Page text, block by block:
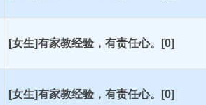
[女生]有家教经验，有责任心。[0]
[女生]有家教经验，有责任心。[0]